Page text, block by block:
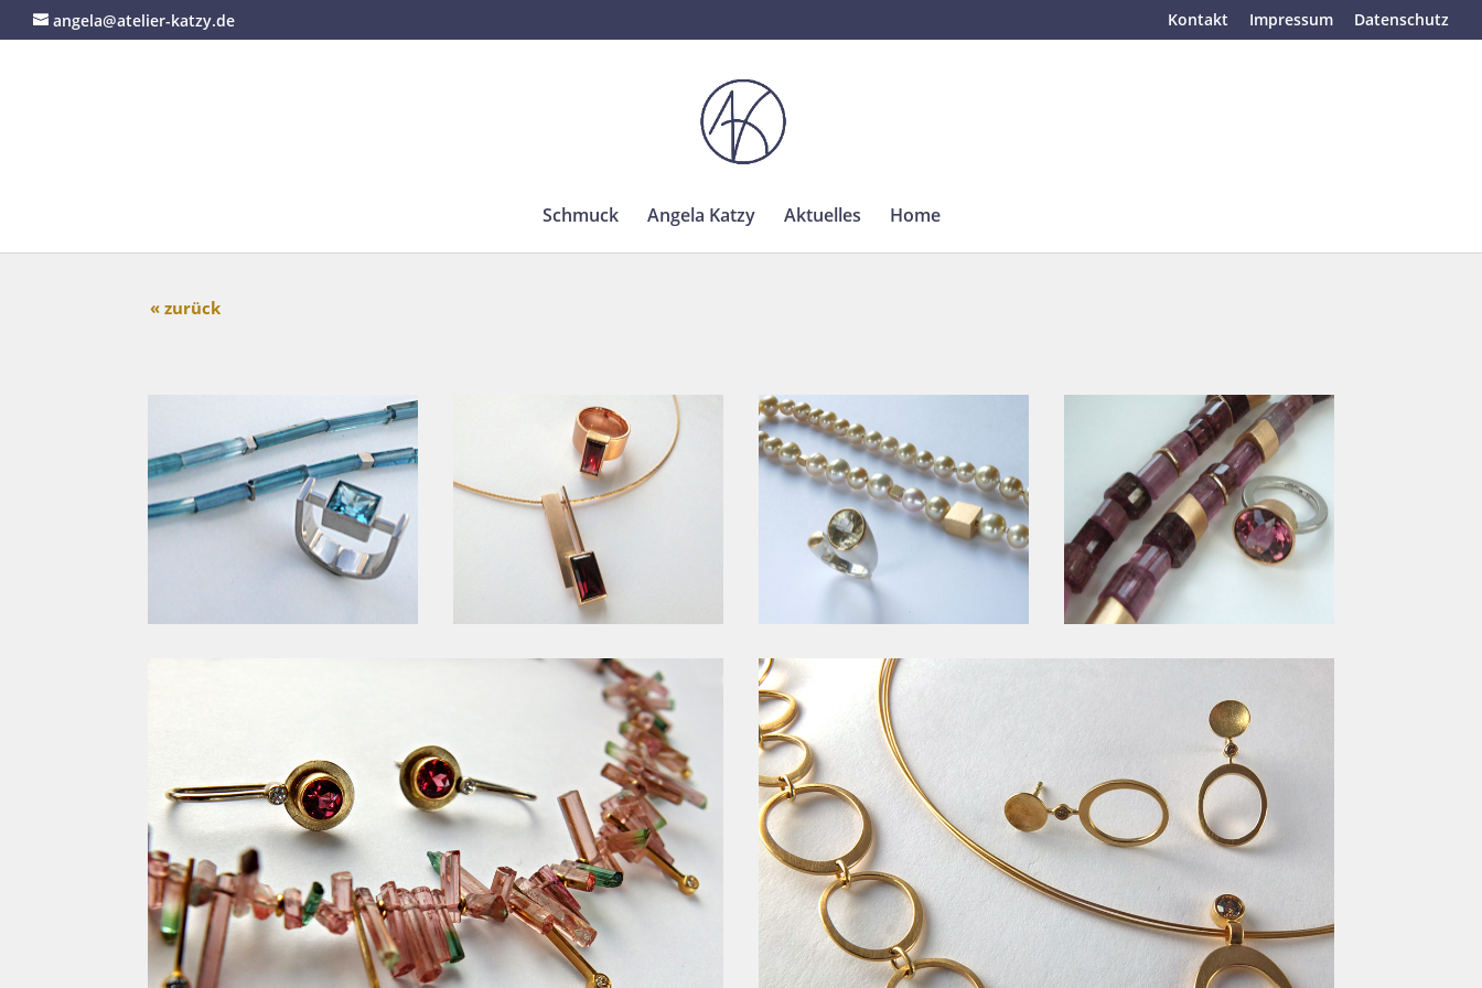
angela@atelier-katzy.de Kontakt Impressum Datenschutz
Schmuck Angela Katzy Aktuelles Home
« zurück